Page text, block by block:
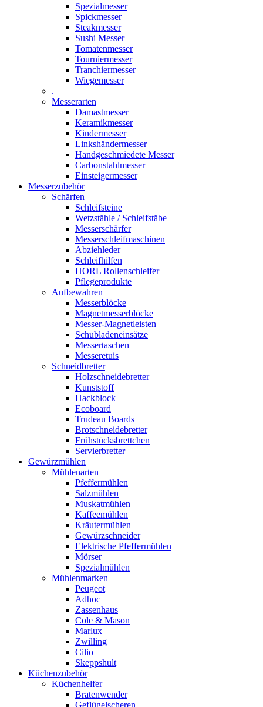
Spezialmesser
Spickmesser
Steakmesser
Sushi Messer
Tomatenmesser
Tourniermesser
Tranchiermesser
Wiegemesser
.
Messerarten
Damastmesser
Keramikmesser
Kindermesser
Linkshändermesser
Handgeschmiedete Messer
Carbonstahlmesser
Einsteigermesser
Messerzubehör
Schärfen
Schleifsteine
Wetzstähle / Schleifstäbe
Messerschärfer
Messerschleifmaschinen
Abziehleder
Schleifhilfen
HORL Rollenschleifer
Pflegeprodukte
Aufbewahren
Messerblöcke
Magnetmesserblöcke
Messer-Magnetleisten
Schubladeneinsätze
Messertaschen
Messeretuis
Schneidbretter
Holzschneidebretter
Kunststoff
Hackblock
Ecoboard
Trudeau Boards
Brotschneidebretter
Frühstücksbrettchen
Servierbretter
Gewürzmühlen
Mühlenarten
Pfeffermühlen
Salzmühlen
Muskatmühlen
Kaffeemühlen
Kräutermühlen
Gewürzschneider
Elektrische Pfeffermühlen
Mörser
Spezialmühlen
Mühlenmarken
Peugeot
Adhoc
Zassenhaus
Cole & Mason
Marlux
Zwilling
Cilio
Skeppshult
Küchenzubehör
Küchenhelfer
Bratenwender
Geflügelscheren